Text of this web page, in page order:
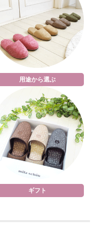
用途から選ぶ
ギフト